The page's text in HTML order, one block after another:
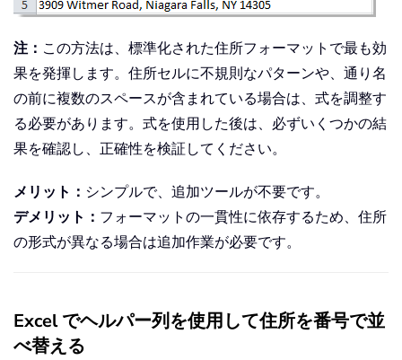
注： この方法は、標準化された住所フォーマットで最も効
果を発揮します。住所セルに不規則なパターンや、通り名
の前に複数のスペースが含まれている場合は、式を調整す
る必要があります。式を使用した後は、必ずいくつかの結
果を確認し、正確性を検証してください。
メリット： シンプルで、追加ツールが不要です。
デメリット： フォーマットの一貫性に依存するため、住所
の形式が異なる場合は追加作業が必要です。
Excel でヘルパー列を使用して住所を番号で並
べ替える